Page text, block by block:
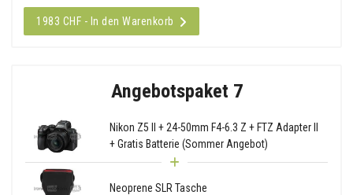
1983 CHF - In den Warenkorb
Angebotspaket 7
Nikon Z5 II + 24-50mm F4-6.3 Z + FTZ Adapter II
+ Gratis Batterie (Sommer Angebot)
Neoprene SLR Tasche